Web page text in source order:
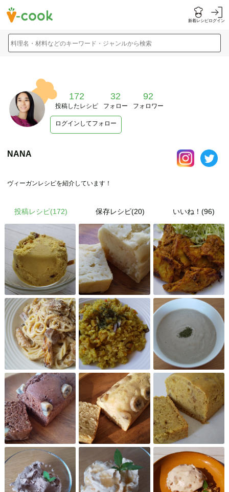
新着レシピログイン
料理名・材料などのキーワード・ジャンルから検索
172
投稿したレシピ
32
フォロー
92
フォロワー
ログインしてフォロー
NANA
ヴィーガンレシピを紹介しています！
投稿レシピ(172) 保存レシピ(20) いいね！(96)